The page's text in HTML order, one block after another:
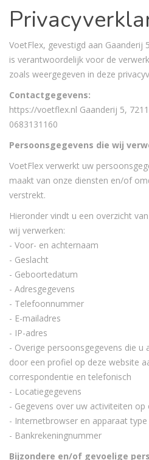
VoetFlex, gevestigd aan Gaanderij
is verantwoordelijk voor de
zoals weergegeven in deze
Contactgegevens:
https://voetflex.nl Gaanderij 5,
0683131160
Persoonsgegevens die wij
VoetFlex verwerkt uw
maakt van onze diensten en/of
verstrekt.
Hieronder vindt u een overzicht
wij verwerken:
- Voor- en achternaam
- Geslacht
- Geboortedatum
- Adresgegevens
- Telefoonnummer
- E-mailadres
- IP-adres
- Overige persoonsgegevens die
door een profiel op deze website
correspondentie en telefonisch
- Locatiegegevens
- Gegevens over uw activiteiten op
- Internetbrowser en apparaat type
- Bankrekeningnummer
Bijzondere en/of gevoelige